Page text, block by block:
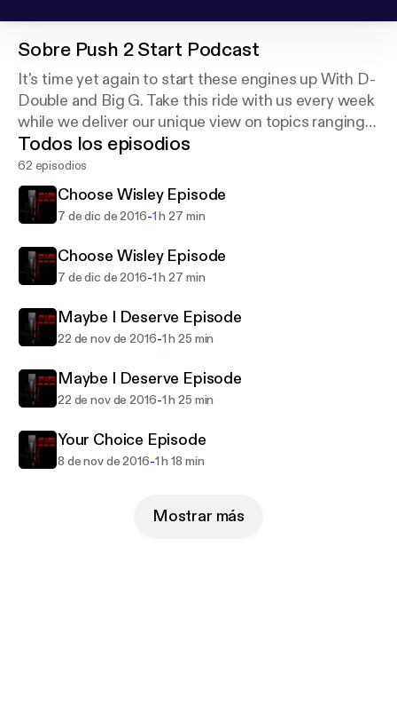
Sobre Push 2 Start Podcast
It's time yet again to start these engines up With D-
Double and Big G. Take this ride with us every week
while we deliver our unique view on topics ranging
from questionable behavior to political matters.
Todos los episodios
62 episodios
Choose Wisley Episode
7 de dic de 2016-1 h 27 min
Choose Wisley Episode
7 de dic de 2016-1 h 27 min
Maybe I Deserve Episode
22 de nov de 2016-1 h 25 min
Maybe I Deserve Episode
22 de nov de 2016-1 h 25 min
Your Choice Episode
8 de nov de 2016-1 h 18 min
Mostrar más